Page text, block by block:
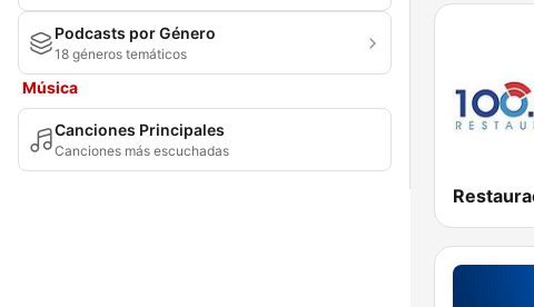
Podcasts por Género
18 géneros temáticos
Música
Canciones Principales
Canciones más escuchadas